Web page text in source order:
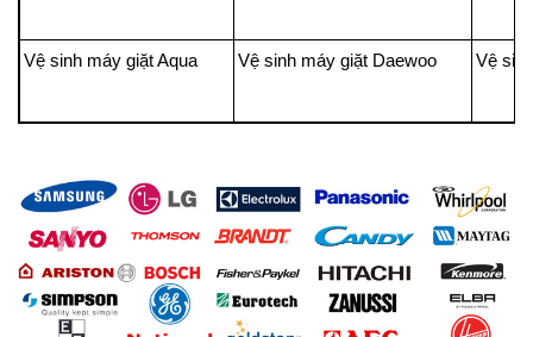
Vệ sinh máy giặt Aqua Vệ sinh máy giặt Daewoo Vệ